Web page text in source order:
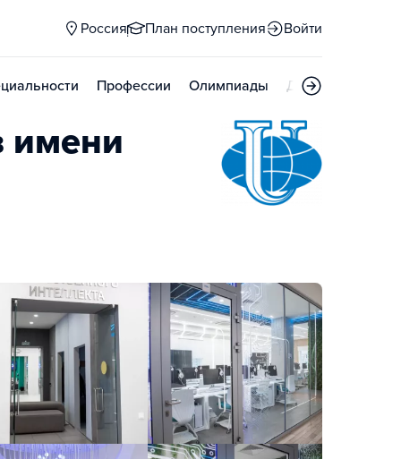
Россия План поступления Войти
Профессии Олимпиады Дни открытых
имени